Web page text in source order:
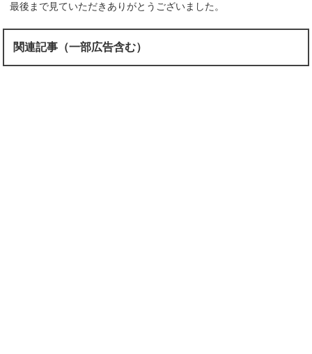
最後まで見ていただきありがとうございました。
関連記事（一部広告含む）